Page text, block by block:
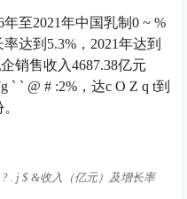
至2021年中国乳制 0 ~ %
达到5.3%，2021年达到
销售收入4687.38亿元
g ` ` @ # :2%，达c O Z q t到
? . j $ &收入（亿元）及增长率